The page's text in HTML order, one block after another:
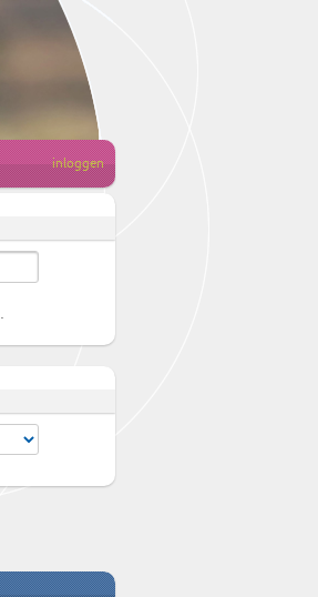
inloggen